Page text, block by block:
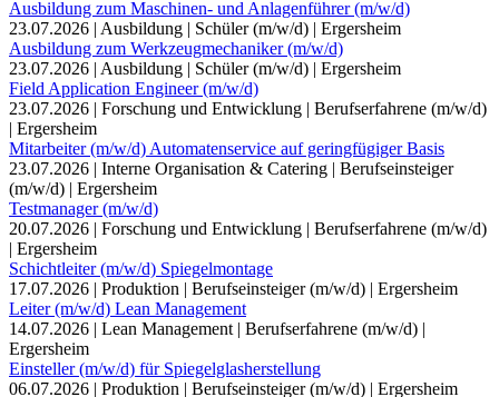
Ausbildung zum Maschinen- und Anlagenführer (m/w/d)
23.07.2026 | Ausbildung | Schüler (m/w/d) | Ergersheim
Ausbildung zum Werkzeugmechaniker (m/w/d)
23.07.2026 | Ausbildung | Schüler (m/w/d) | Ergersheim
Field Application Engineer (m/w/d)
23.07.2026 | Forschung und Entwicklung | Berufserfahrene (m/w/d)
| Ergersheim
Mitarbeiter (m/w/d) Automatenservice auf geringfügiger Basis
23.07.2026 | Interne Organisation & Catering | Berufseinsteiger
(m/w/d) | Ergersheim
Testmanager (m/w/d)
20.07.2026 | Forschung und Entwicklung | Berufserfahrene (m/w/d)
| Ergersheim
Schichtleiter (m/w/d) Spiegelmontage
17.07.2026 | Produktion | Berufseinsteiger (m/w/d) | Ergersheim
Leiter (m/w/d) Lean Management
14.07.2026 | Lean Management | Berufserfahrene (m/w/d) |
Ergersheim
Einsteller (m/w/d) für Spiegelglasherstellung
06.07.2026 | Produktion | Berufseinsteiger (m/w/d) | Ergersheim